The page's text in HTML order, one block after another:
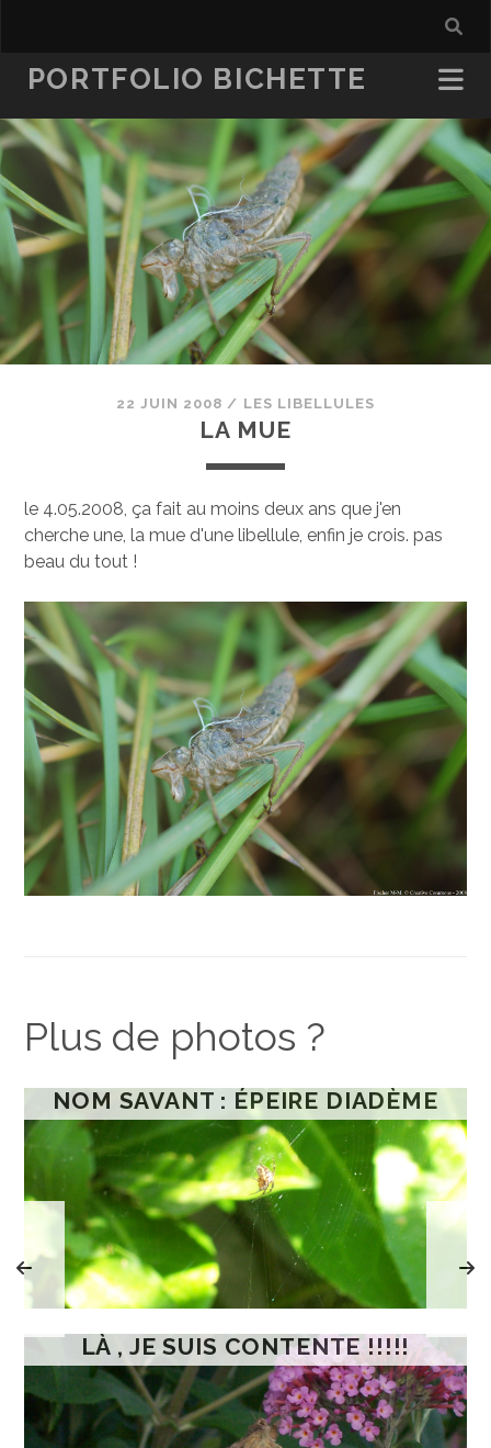
PORTFOLIO BICHETTE
22 JUIN 2008 / LES LIBELLULES
LA MUE
le 4.05.2008, ça fait au moins deux ans que j'en
cherche une, la mue d'une libellule, enfin je crois. pas
beau du tout !
Plus de photos ?
NOM SAVANT : ÉPEIRE DIADÈME
LÀ , JE SUIS CONTENTE !!!!!